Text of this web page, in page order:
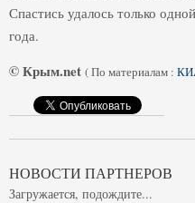
Спастись удалось только
года.
© Крым.net (По материалам :
НОВОСТИ ПАРТНЕРОВ
Загружается, подождите...